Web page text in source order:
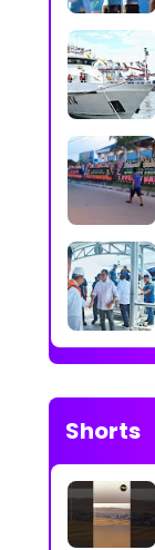
Shorts